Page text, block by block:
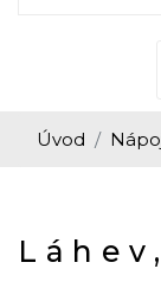
Úvod